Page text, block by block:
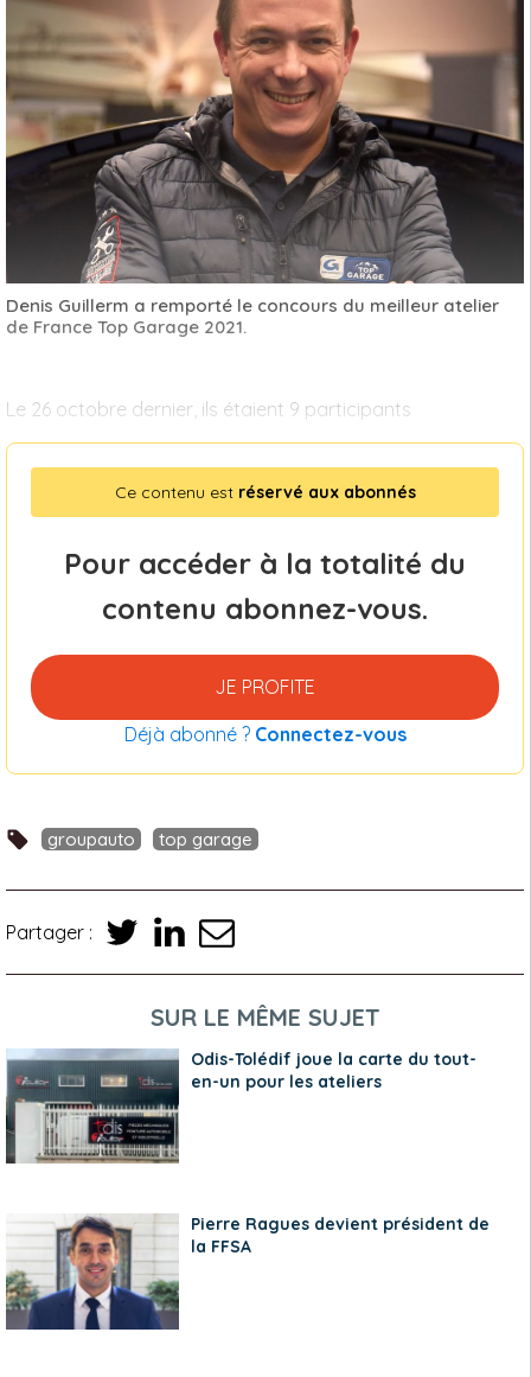
Denis Guillerm a remporté le concours du meilleur atelier
de France Top Garage 2021.
Le 26 octobre dernier, ils étaient 9 participants
Ce contenu est réservé aux abonnés
Pour accéder à la totalité du
contenu abonnez-vous.
JE PROFITE
Déjà abonné ? Connectez-vous
groupauto top garage
Partager :
SUR LE MÊME SUJET
Odis-Tolédif joue la carte du tout-
en-un pour les ateliers
Pierre Ragues devient président de
la FFSA